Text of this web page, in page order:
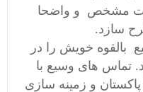
مشخص و واضحا
سازد.
بالقوه خويش را در
تماس های وسیع با
و زمینه سازی